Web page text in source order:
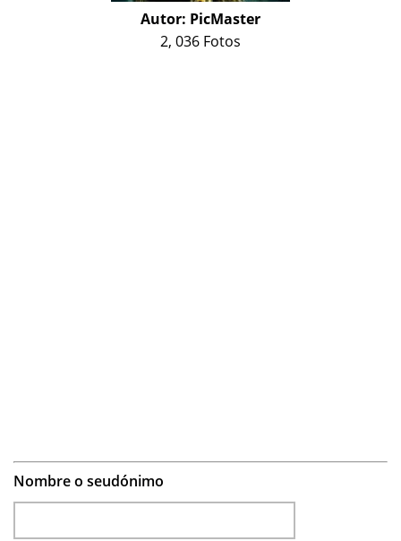
Autor: PicMaster
2, 036 Fotos
Nombre o seudónimo